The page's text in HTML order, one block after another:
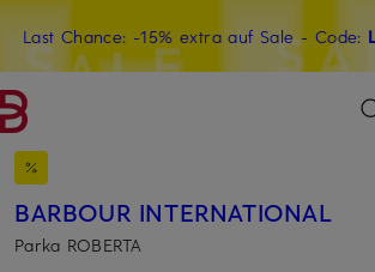
ZUM HAUPTINHALT ÜBERSPRINGEN ZUM
Last Chance: -15% extra auf Sale- Code:
15€-Willkommensgutschein mit Beyond
BARBOUR INTERNATIONAL
Parka ROBERTA